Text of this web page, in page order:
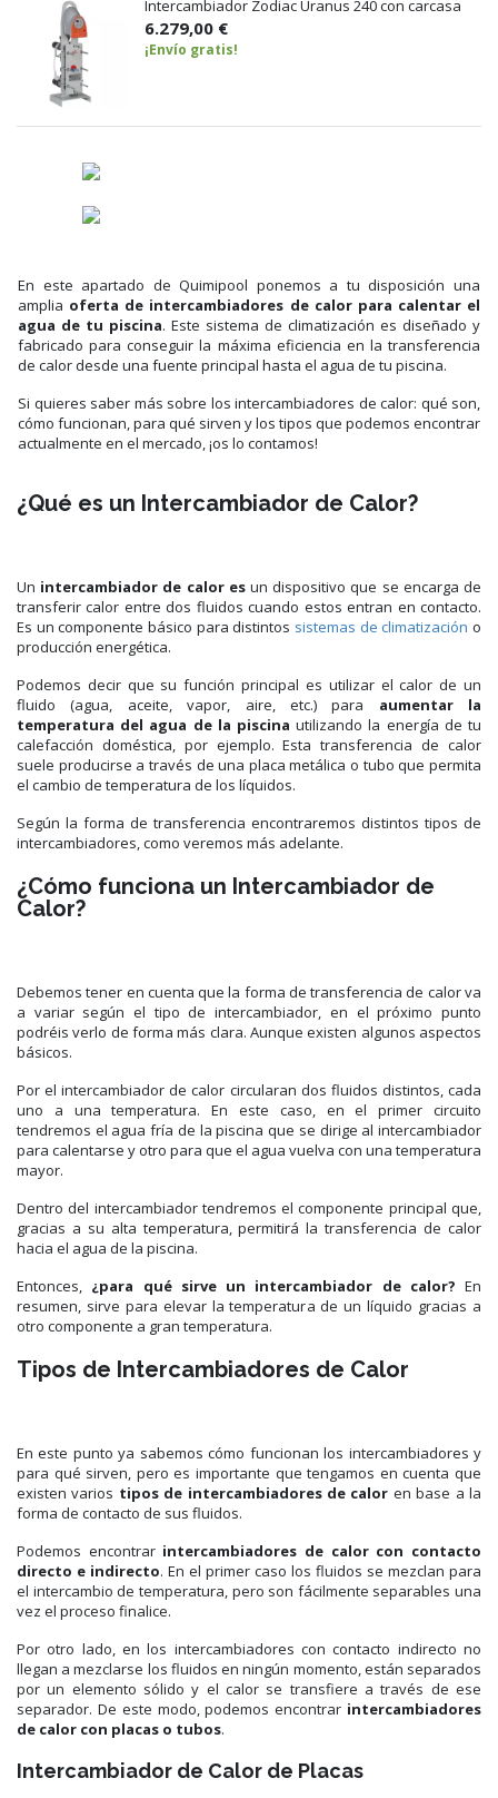
Intercambiador Zodiac Uranus 240 con carcasa
6.279,00 €
¡Envío gratis!
En este apartado de Quimipool ponemos a tu disposición una
amplia oferta de intercambiadores de calor para calentar el
agua de tu piscina. Este sistema de climatización es diseñado y
fabricado para conseguir la máxima eficiencia en la transferencia
de calor desde una fuente principal hasta el agua de tu piscina.
Si quieres saber más sobre los intercambiadores de calor: qué son,
cómo funcionan, para qué sirven y los tipos que podemos encontrar
actualmente en el mercado, ¡os lo contamos!
¿Qué es un Intercambiador de Calor?
Un intercambiador de calor esun dispositivo que se encarga de
transferir calor entre dos fluidos cuando estos entran en contacto.
Es un componente básico para distintos sistemas de climatización o
producción energética.
Podemos decir que su función principal es utilizar el calor de un
fluido (agua, aceite, vapor, aire, etc.) para aumentar la
temperatura del agua de la piscina utilizando la energía de tu
calefacción doméstica, por ejemplo. Esta transferencia de calor
suele producirse a través de una placa metálica o tubo que permita
el cambio de temperatura de los líquidos.
Según la forma de transferencia encontraremos distintos tipos de
intercambiadores, como veremos más adelante.
¿Cómo funciona un Intercambiador de
Calor?
Debemos tener en cuenta que la forma de transferencia de calor va
a variar según el tipo de intercambiador, en el próximo punto
podréis verlo de forma más clara. Aunque existen algunos aspectos
básicos.
Por el intercambiador de calor circularan dos fluidos distintos, cada
uno a una temperatura. En este caso, en el primer circuito
tendremos el agua fría de la piscina que se dirige al intercambiador
para calentarse y otro para que el agua vuelva con una temperatura
mayor.
Dentro del intercambiador tendremos el componente principal que,
gracias a su alta temperatura, permitirá la transferencia de calor
hacia el agua de la piscina.
Entonces, ¿para qué sirve un intercambiador de calor? En
resumen, sirve para elevar la temperatura de un líquido gracias a
otro componente a gran temperatura.
Tipos de Intercambiadores de Calor
En este punto ya sabemos cómo funcionan los intercambiadores y
para qué sirven, pero es importante que tengamos en cuenta que
existen varios tipos de intercambiadores de calor en base a la
forma de contacto de sus fluidos.
Podemos encontrar intercambiadores de calor con contacto
directo e indirecto. En el primer caso los fluidos se mezclan para
el intercambio de temperatura, pero son fácilmente separables una
vez el proceso finalice.
Por otro lado, en los intercambiadores con contacto indirecto no
llegan a mezclarse los fluidos en ningún momento, están separados
por un elemento sólido y el calor se transfiere a través de ese
separador. De este modo, podemos encontrar intercambiadores
de calor con placas o tubos.
Intercambiador de Calor de Placas